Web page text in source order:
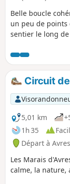
Belle boucle
un peu de points
sentier le long de
cet itinéraire est
été atteints par
utilisateur écrit
municipal :
Circuit
5,01 km
1h 35
Départ à
Les Marais
calme, la nature,